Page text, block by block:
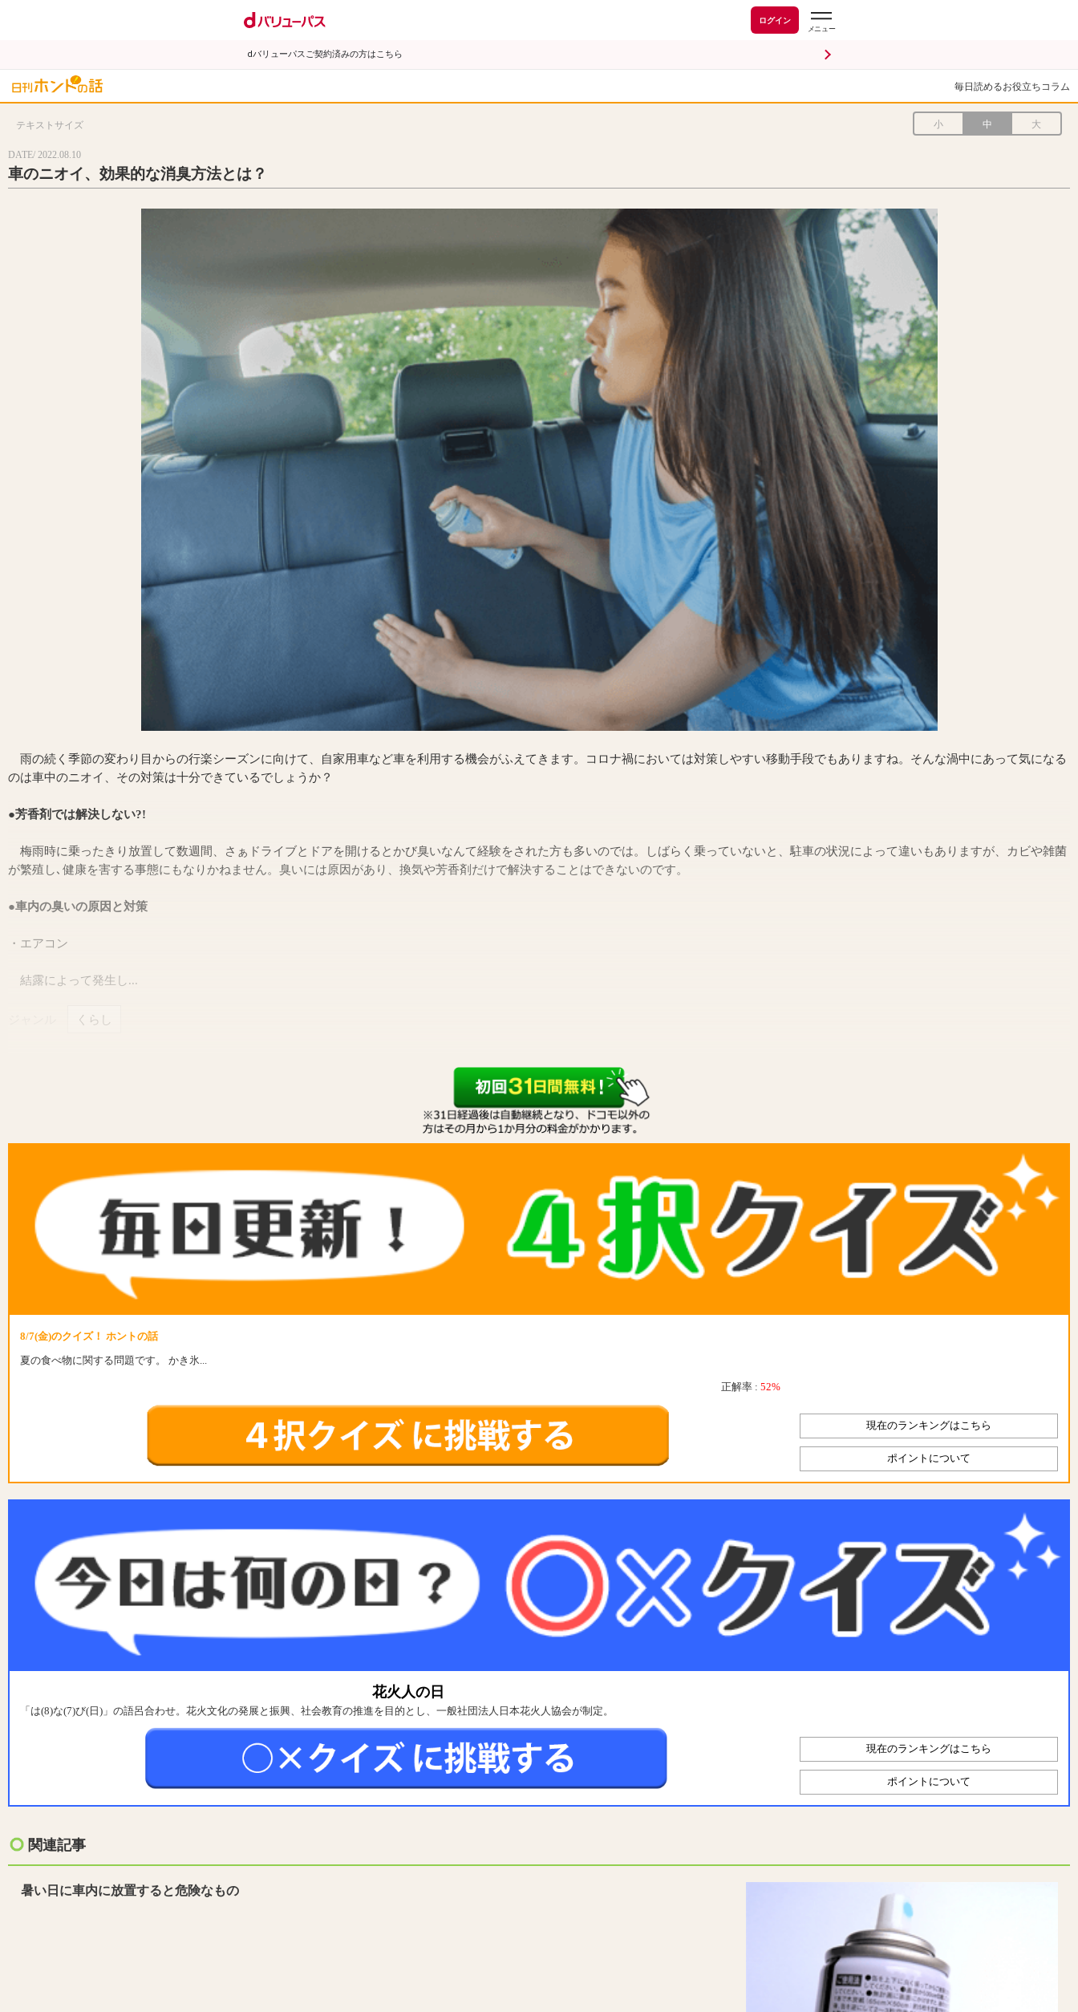
ログイン
dバリューパスご契約済みの方はこちら
毎日読めるお役立ちコラム
テキストサイズ 小 中 大
DATE/ 2022.08.10
車のニオイ、効果的な消臭方法とは？
雨の続く季節の変わり目からの行楽シーズンに向けて、自家用車など車を利用する機会がふえてきます。コロナ禍においては対策しやすい移動手段でもありますね。そんな渦中にあって気になる
のは車中のニオイ、その対策は十分できているでしょうか？
●芳香剤では解決しない?!
梅雨時に乗ったきり放置して数週間、さぁドライブとドアを開けるとかび臭いなんて経験をされた方も多いのでは。しばらく乗っていないと、駐車の状況によって違いもありますが、カビや雑菌
が繁殖し､健康を害する事態にもなりかねません。臭いには原因があり、換気や芳香剤だけで解決することはできないのです。
●車内の臭いの原因と対策
・エアコン
結露によって発生し...
くらし
8/7(金)のクイズ！ ホントの話
夏の食べ物に関する問題です。 かき氷...
正解率 : 52%
現在のランキングはこちら
ポイントについて
花火人の日
「は(8)な(7)び(日)」の語呂合わせ。花火文化の発展と振興、社会教育の推進を目的とし、一般社団法人日本花火人協会が制定。
現在のランキングはこちら
ポイントについて
関連記事
暑い日に車内に放置すると危険なもの